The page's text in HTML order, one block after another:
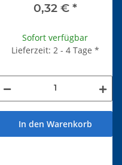
0,32 € *
Sofort verfügbar
Lieferzeit: 2 - 4 Tage *
In den Warenkorb